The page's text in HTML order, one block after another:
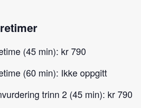
(45 min): kr 790
(60 min): Ikke oppgitt
trinn 2 (45 min): kr 790